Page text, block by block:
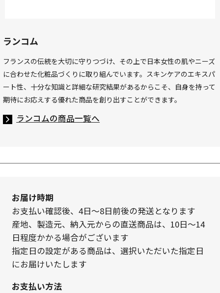
ランコム
フランスの伝統を大切に守りつづけ、その上で日本女性の肌やニーズ
に合わせた化粧品づくりに取り組んでいます。スキンケアのエキスパ
ート性、十分な知識と詳細な研究結果があるからこそ、自身を持って
期待にお応えする優れた商品を創り出すことができます。
ランコムの商品一覧へ
お届け時期
お支払い確認後、4日～8日前後の発送となります
産地、製造元、納入元からの直送商品は、10日～14
日程度かかる場合がございます
指定日の設定がある商品は、選択いただいた指定日
にお届けいたします
お支払い方法